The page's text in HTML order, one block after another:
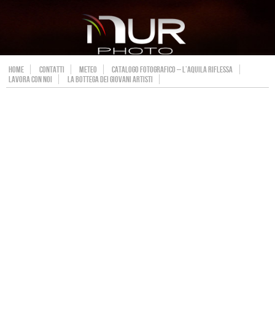
HOME CONTATTI METEO
CATALOGO FOTOGRAFICO – L’AQUILA RIFLESSA
LAVORA CON NOI
LA BOTTEGA DEI GIOVANI ARTISTI